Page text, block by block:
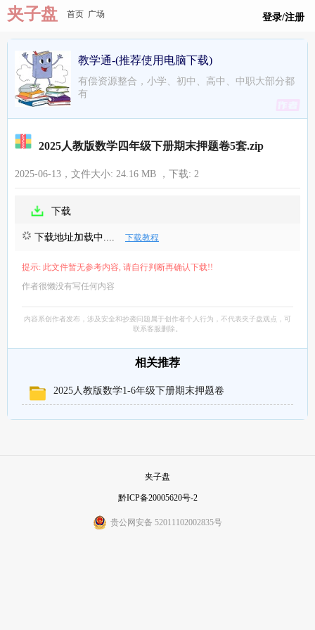
夹子盘 首页 广场 登录/注册
教学通-(推荐使用电脑下载)
有偿资源整合，小学、初中、高中、中职大部分都
有
相关推荐
2025人教版数学1-6年级下册期末押题卷
2025人教版数学四年级下册期末押题卷5套.zip
2025-06-13，文件大小: 24.16 MB ，下载: 2
下载
下载地址加载中.... 下载教程
提示: 此文件暂无参考内容, 请自行判断再确认下载!!
作者很懒没有写任何内容
内容系创作者发布，涉及安全和抄袭问题属于创作者个人行为，不代表夹子盘观点，可
联系客服删除。
夹子盘
黔ICP备20005620号-2
贵公网安备 52011102002835号